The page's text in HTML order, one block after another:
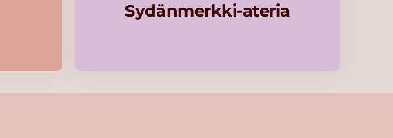
Sydänmerkki-ateria